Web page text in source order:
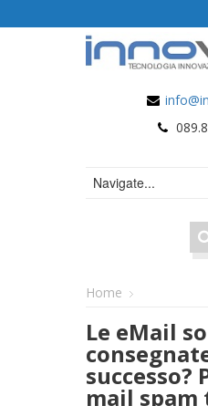
Home
Le eMail
successo?
mail spam